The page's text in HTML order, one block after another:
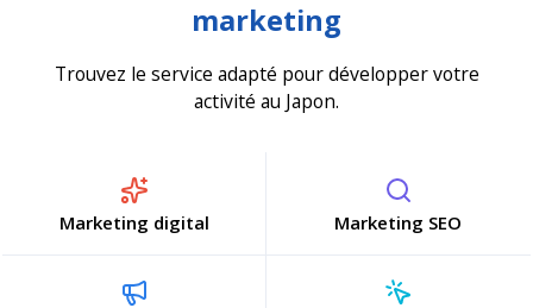
marketing
Trouvez le service adapté pour développer votre
activité au Japon.
Marketing digital Marketing SEO